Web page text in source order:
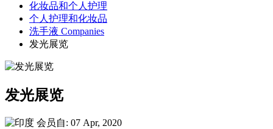
化妆品和个人护理
个人护理和化妆品
洗手液 Companies
发光展览
发光展览
会员自: 07 Apr, 2020